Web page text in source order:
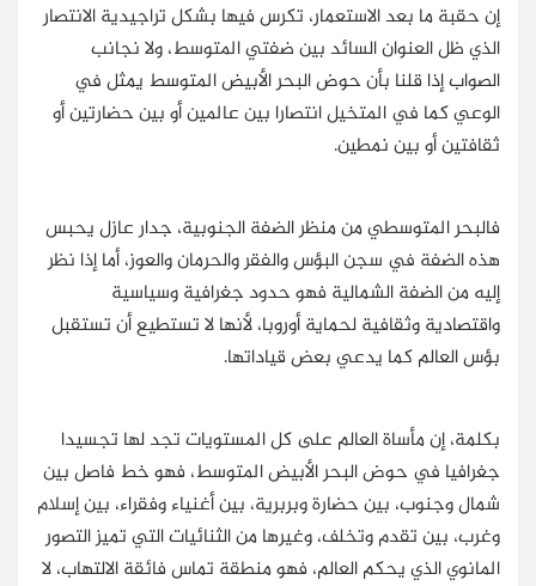
إن حقبة ما بعد الاستعمار، تكرس فيها بشكل تراجيدية الانتصار
الذي ظل العنوان السائد بين ضفتي المتوسط، ولا نجانب
الصواب إذا قلنا بأن حوض البحر الأبيض المتوسط يمثل في
الوعي كما في المتخيل انتصارا بين عالمين أو بين حضارتين أو
ثقافتين أو بين نمطين.
فالبحر المتوسطي من منظر الضفة الجنوبية، جدار عازل يحبس
هذه الضفة في سجن البؤس والفقر والحرمان والعوز، أما إذا نظر
إليه من الضفة الشمالية فهو حدود جغرافية وسياسية
واقتصادية وثقافية لحماية أوروبا، لأنها لا تستطيع أن تستقبل
بؤس العالم كما يدعي بعض قياداتها.
بكلمة، إن مأساة العالم على كل المستويات تجد لها تجسيدا
جغرافيا في حوض البحر الأبيض المتوسط، فهو خط فاصل بين
شمال وجنوب، بين حضارة وبربرية، بين أغنياء وفقراء، بين إسلام
وغرب، بين تقدم وتخلف، وغيرها من الثنائيات التي تميز التصور
المانوي الذي يحكم العالم، فهو منطقة تماس فائقة الالتهاب، لا